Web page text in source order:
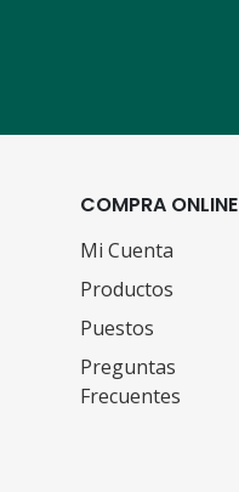
COMPRA ONLINE
Mi Cuenta
Productos
Puestos
Preguntas
Frecuentes